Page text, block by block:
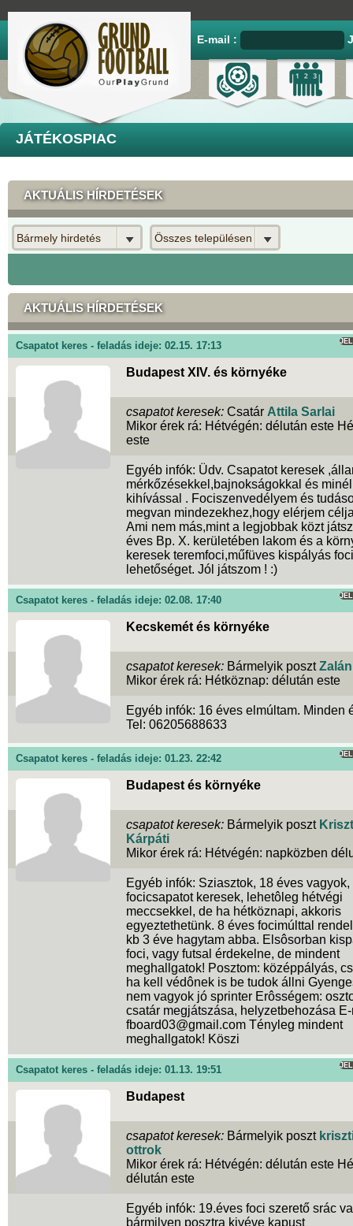
E-mail :
JÁTÉKOSPIAC
AKTUÁLIS HÍRDETÉSEK
Bármely hirdetés Összes településen
AKTUÁLIS HÍRDETÉSEK
Csapatot keres - feladás ideje: 02.15. 17:13
Budapest XIV. és környéke
csapatot keresek: Csatár Attila Sarlai
Mikor érek rá: Hétvégén: délután este
este
Egyéb infók: Üdv. Csapatot keresek
mérkőzésekkel,bajnokságokkal és
kihívással . Fociszenvedélyem és
megvan mindezekhez,hogy elérjem
Ami nem más,mint a legjobbak közt
éves Bp. X. kerületében lakom és a
keresek teremfoci,műfüves kispályás foci
lehetőséget. Jól játszom ! :)
Csapatot keres - feladás ideje: 02.08. 17:40
Kecskemét és környéke
csapatot keresek: Bármelyik poszt
Mikor érek rá: Hétköznap: délután este
Egyéb infók: 16 éves elmúltam. Minden
Tel: 06205688633
Csapatot keres - feladás ideje: 01.23. 22:42
Budapest és környéke
csapatot keresek: Bármelyik poszt
Kárpáti
Mikor érek rá: Hétvégén: napközben
Egyéb infók: Sziasztok, 18 éves vagyok,
focicsapatot keresek, lehetôleg hétvégi
meccsekkel, de ha hétköznapi, akkoris
egyeztethetünk. 8 éves focimúlttal
kb 3 éve hagytam abba. Elsôsorban
foci, vagy futsal érdekelne, de mindent
meghallgatok! Posztom: középpályás,
ha kell védônek is be tudok állni
nem vagyok jó sprinter Erôsségem:
csatár megjátszása, helyzetbehozása
fboard03@gmail.com Tényleg mindent
meghallgatok! Köszi
Csapatot keres - feladás ideje: 01.13. 19:51
Budapest
csapatot keresek: Bármelyik poszt
ottrok
Mikor érek rá: Hétvégén: délután este
délután este
Egyéb infók: 19.éves foci szerető srác
bármilyen posztra kivéve kapust